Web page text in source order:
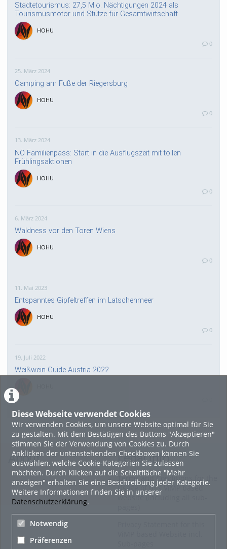
Diese Webseite verwendet Cookies
Wir verwenden Cookies, um unsere Website optimal für Sie
zu gestalten. Mit dem Bestätigen des Buttons "Akzeptieren"
stimmen Sie der Verwendung von Cookies zu. Durch
Anklicken der untenstehenden Checkboxen können Sie
auswählen, welche Cookie-Kategorien Sie zulassen
möchten. Durch Klicken auf die Schaltfläche "Mehr
anzeigen" erhalten Sie eine Beschreibung jeder Kategorie.
Weitere Informationen finden Sie in unserer
Datenschutzerklärung.
Notwendig
Präferenzen
Städtetourismus: 27,5 Mio. Nächtigungen 2024 als
Tourismusmotor und Stütze für Gesamtwirtschaft
HOHU
0
25. März 2024
Camping am Fuße der Riegersburg
HOHU
0
13. März 2024
NÖ Familienpass: Start in die Ausflugszeit mit tollen
Frühlingsaktionen
HOHU
0
6. März 2024
Waldness vor den Toren Wiens
HOHU
0
11. Mai 2023
Entspanntes Gipfeltreffen im Latschenmeer
HOHU
0
19. Juli 2022
Weißwein Guide Austria 2022
16. Mai 2022
neuer Test-Newsbeitrag
HOHU
9. Mai 2022
¨Haager Lies reloaded“ - der neue Top-Radweg in OÖ
verbindet
About Legal Info
Terms and Conditions for the
Usage of this ViMP based
website (including all sub-